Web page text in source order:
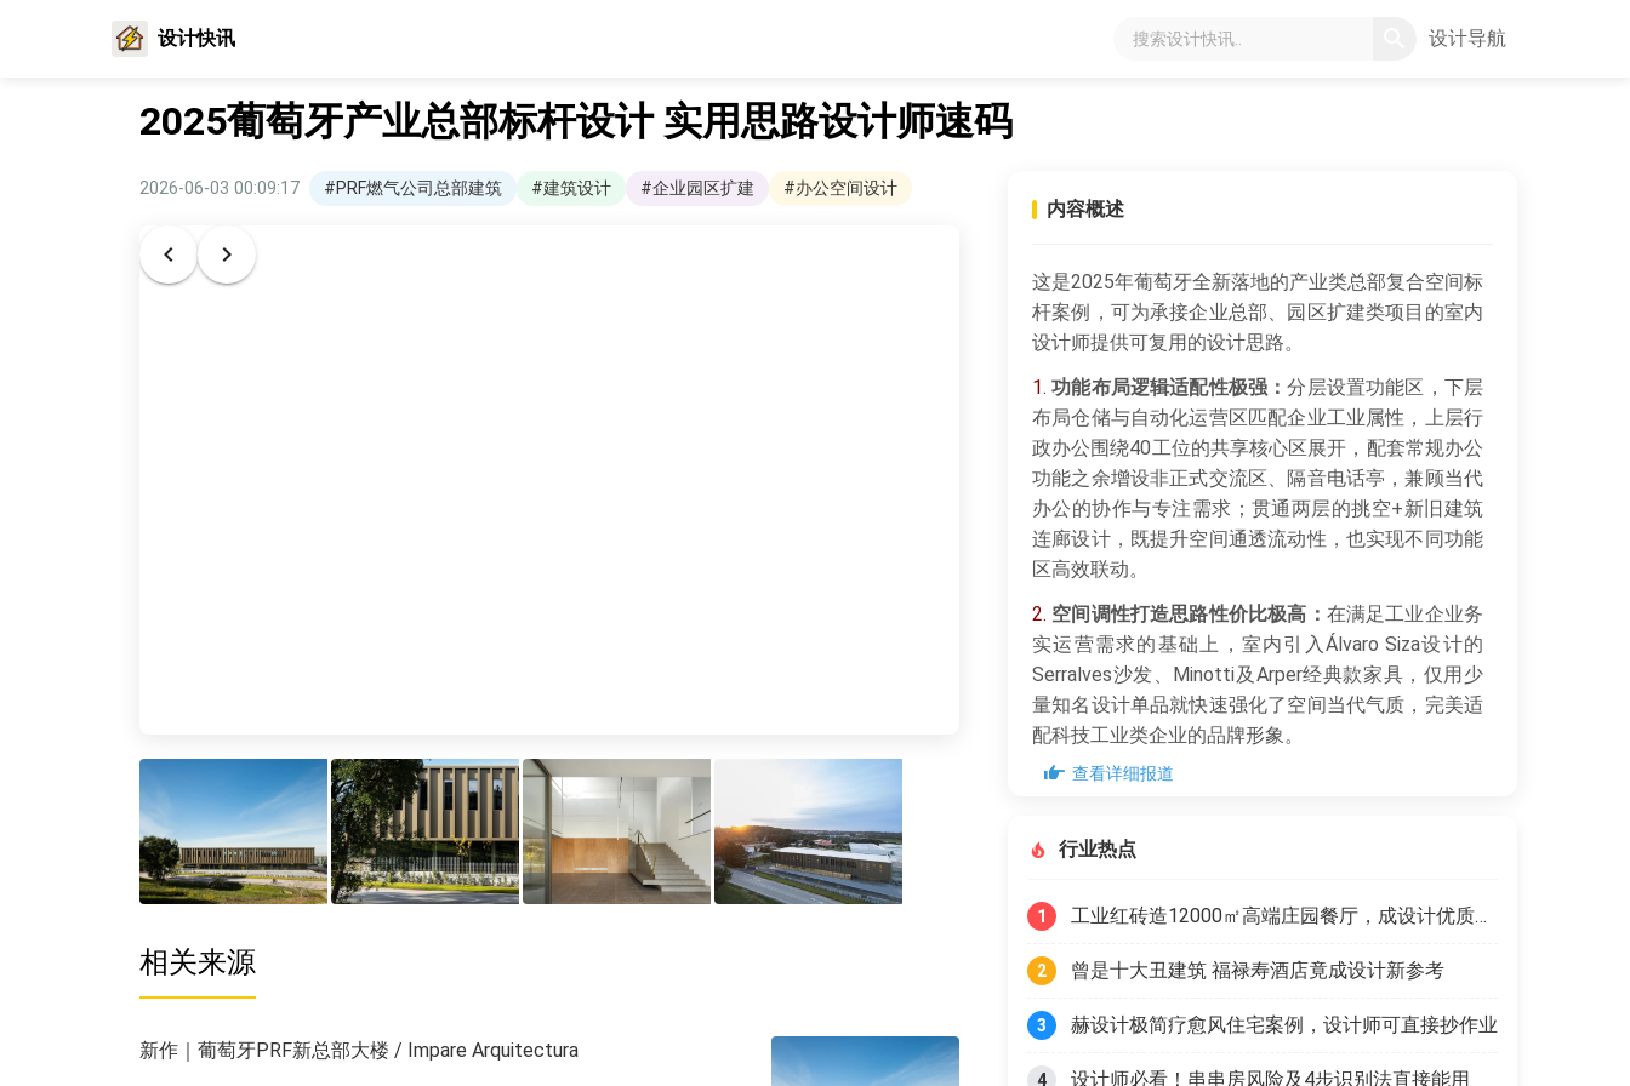
设计快讯 设计导航
2025葡萄牙产业总部标杆设计 实用思路设计师速码
2026-06-03 00:09:17 #PRF燃气公司总部建筑 #建筑设计 #企业园区扩建 #办公空间设计
相关来源
新作｜葡萄牙PRF新总部大楼 / Impare Arquitectura
内容概述
这是2025年葡萄牙全新落地的产业类总部复合空间标
杆案例，可为承接企业总部、园区扩建类项目的室内
设计师提供可复用的设计思路。
1. 功能布局逻辑适配性极强：分层设置功能区，下层
布局仓储与自动化运营区匹配企业工业属性，上层行
政办公围绕40工位的共享核心区展开，配套常规办公
功能之余增设非正式交流区、隔音电话亭，兼顾当代
办公的协作与专注需求；贯通两层的挑空+新旧建筑
连廊设计，既提升空间通透流动性，也实现不同功能
区高效联动。
2. 空间调性打造思路性价比极高： 在满足工业企业务
实运营需求的基础上，室内引入Álvaro Siza设计的
Serralves沙发、Minotti及Arper经典款家具，仅用少
量知名设计单品就快速强化了空间当代气质，完美适
配科技工业类企业的品牌形象。
扩建项目的协调思路可直接参考：
续性，保障了建筑群整体视觉统一性。
查看详细报道
行业热点
1 工业红砖造12000㎡高端庄园餐厅，成设计优质范本
2 曾是十大丑建筑 福禄寿酒店竟成设计新参考
3 赫设计极简疗愈风住宅案例，设计师可直接抄作业
4 设计师必看！串串房风险及4步识别法直接能用